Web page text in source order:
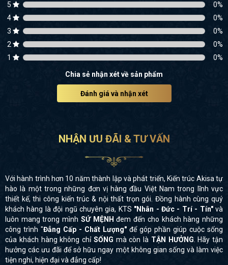
5 0%
4
0%
3
0%
2
0%
1
0%
Chia sẻ nhận xét về sản phẩm
Đánh giá và nhận xét
NHẬN ƯU ĐÃI & TƯ VẤN
Với hành trình hơn 10 năm thành lập và phát triển, Kiến trúc Akisa tự
hào là một trong những đơn vị hàng đầu Việt Nam trong lĩnh vực
thiết kế, thi công kiến trúc & nội thất trọn gói. Đồng hành cùng quý
khách hàng là đội ngũ chuyên gia, KTS "Nhân - Đức - Trí - Tín"và
luôn mang trong mình SỨ MỆNH đem đến cho khách hàng những
công trình "Đẳng Cấp - Chất Lượng" để góp phần giúp cuộc sống
của khách hàng không chỉ SỐNG mà còn là TẬN HƯỞNG . Hãy tận
hưởng các ưu đãi để sở hữu ngay một không gian sống và làm việc
tiện nghi, hiện đại và đẳng cấp!